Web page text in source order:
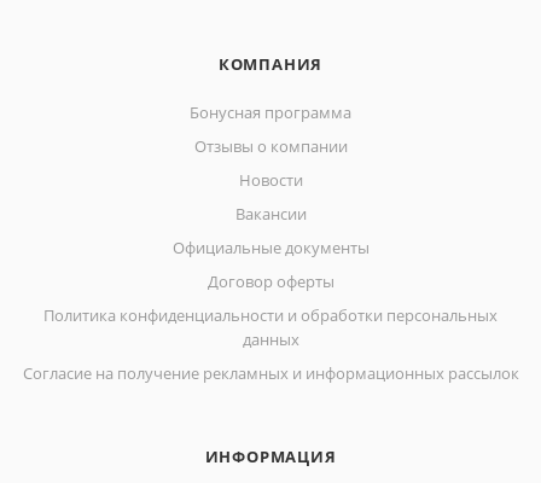
КОМПАНИЯ
Бонусная программа
Отзывы о компании
Новости
Вакансии
Официальные документы
Договор оферты
Политика конфиденциальности и обработки персональных
данных
Согласие на получение рекламных и информационных рассылок
ИНФОРМАЦИЯ